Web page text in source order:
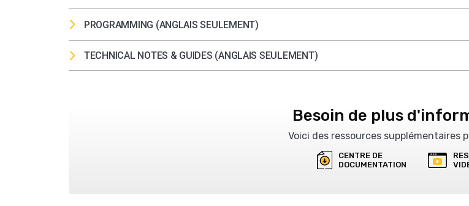
PROGRAMMING (ANGLAIS SEULEMENT)
Basic V-Touch Programming (anglais seulement)
How to add Quick Messages on your V-Touch Controller (anglais seulement)
TECHNICAL NOTES & GUIDES (ANGLAIS SEULEMENT)
How to Update the Firmware Version on your V-Touch Controller (anglais seulement)
Besoin de plus
Voici des ressources supplémentaires
CENTRE DE
DOCUMENTATION